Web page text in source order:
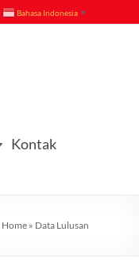
Bahasa Indonesia ▼
Kontak
Home » Data Lulusan